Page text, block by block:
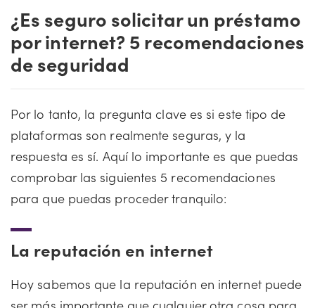
¿Es seguro solicitar un préstamo
por internet? 5 recomendaciones
de seguridad
Por lo tanto, la pregunta clave es si este tipo de
plataformas son realmente seguras, y la
respuesta es sí. Aquí lo importante es que puedas
comprobar las siguientes 5 recomendaciones
para que puedas proceder tranquilo:
La reputación en internet
Hoy sabemos que la reputación en internet puede